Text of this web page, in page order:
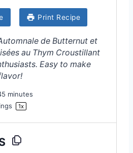
a
r
s
a
r
s
a
r
s
a
Print Recipe
de Butternut et
au Thym Croustillant
Easy to make
minutes
1x